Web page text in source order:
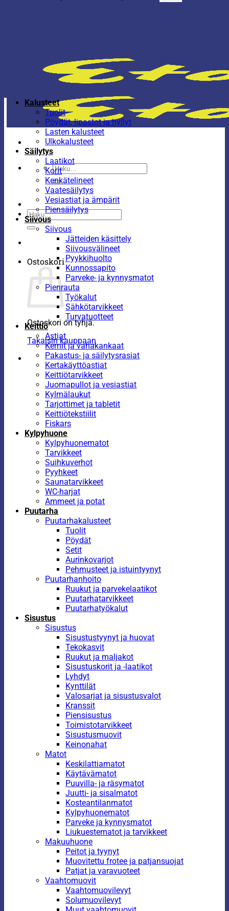
Etsi:
Etsi:
Ostoskori
Ostoskori on tyhjä.
Takaisin kauppaan
Kalusteet
Tuolit
Pöydät, lipastot ja hyllyt
Lasten kalusteet
Ulkokalusteet
Säilytys
Laatikot
Korit
Kenkätelineet
Vaatesäilytys
Vesiastiat ja ämpärit
Piensäilytys
Siivous
Siivous
Jätteiden käsittely
Siivousvälineet
Pyykkihuolto
Kunnossapito
Parveke- ja kynnysmatot
Pienrauta
Työkalut
Sähkötarvikkeet
Turvatuotteet
Keittiö
Astiat
Kernit ja vahakankaat
Pakastus- ja säilytysrasiat
Kertakäyttöastiat
Keittiötarvikkeet
Juomapullot ja vesiastiat
Kylmälaukut
Tarjottimet ja tabletit
Keittiötekstiilit
Fiskars
Kylpyhuone
Kylpyhuonematot
Tarvikkeet
Suihkuverhot
Pyyhkeet
Saunatarvikkeet
WC-harjat
Ammeet ja potat
Puutarha
Puutarhakalusteet
Tuolit
Pöydät
Setit
Aurinkovarjot
Pehmusteet ja istuintyynyt
Puutarhanhoito
Ruukut ja parvekelaatikot
Puutarhatarvikkeet
Puutarhatyökalut
Sisustus
Sisustus
Sisustustyynyt ja huovat
Tekokasvit
Ruukut ja maljakot
Sisustuskorit ja -laatikot
Lyhdyt
Kynttilät
Valosarjat ja sisustusvalot
Kranssit
Piensisustus
Toimistotarvikkeet
Sisustusmuovit
Keinonahat
Matot
Keskilattiamatot
Käytävämatot
Puuvilla- ja räsymatot
Juutti- ja sisalmatot
Kosteantilanmatot
Kylpyhuonematot
Parveke ja kynnysmatot
Liukuestematot ja tarvikkeet
Makuuhuone
Peitot ja tyynyt
Muovitettu frotee ja patjansuojat
Patjat ja varavuoteet
Vaahtomuovit
Vaahtomuovilevyt
Solumuovilevyt